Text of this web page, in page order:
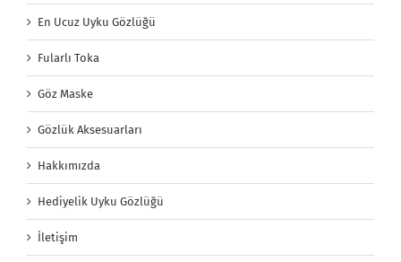
En Ucuz Uyku Gözlüğü
Fularlı Toka
Göz Maske
Gözlük Aksesuarları
Hakkımızda
Hediyelik Uyku Gözlüğü
İletişim